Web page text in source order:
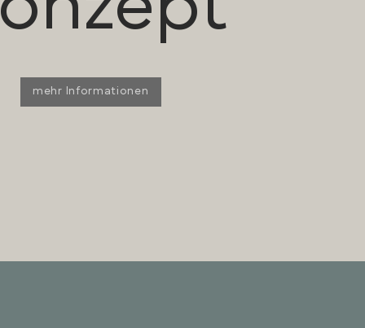
mehr Informationen